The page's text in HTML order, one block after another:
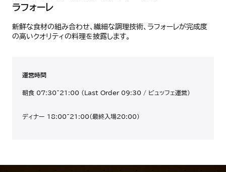
ラフォーレ
新鮮な食材の組み合わせ、繊細な調理技術、ラフォーレが完成度
の高いクオリティの料理を披露します。
運営時間
朝食 07:30~21:00 (Last Order 09:30 / ビュッフェ運営)
ディナー 18:00~21:00（最終入場20:00）